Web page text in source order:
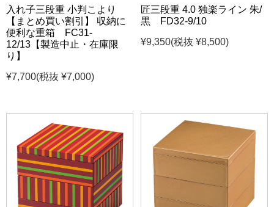
入れ子三段重 小判こより
【まとめ買い割引】 収納に
便利な重箱 FC31-
12/13【製造中止・在庫限
り】
¥7,700(税抜 ¥7,000)
匠三段重 4.0 独楽ライン 朱/
黒 FD32-9/10
¥9,350(税抜 ¥8,500)